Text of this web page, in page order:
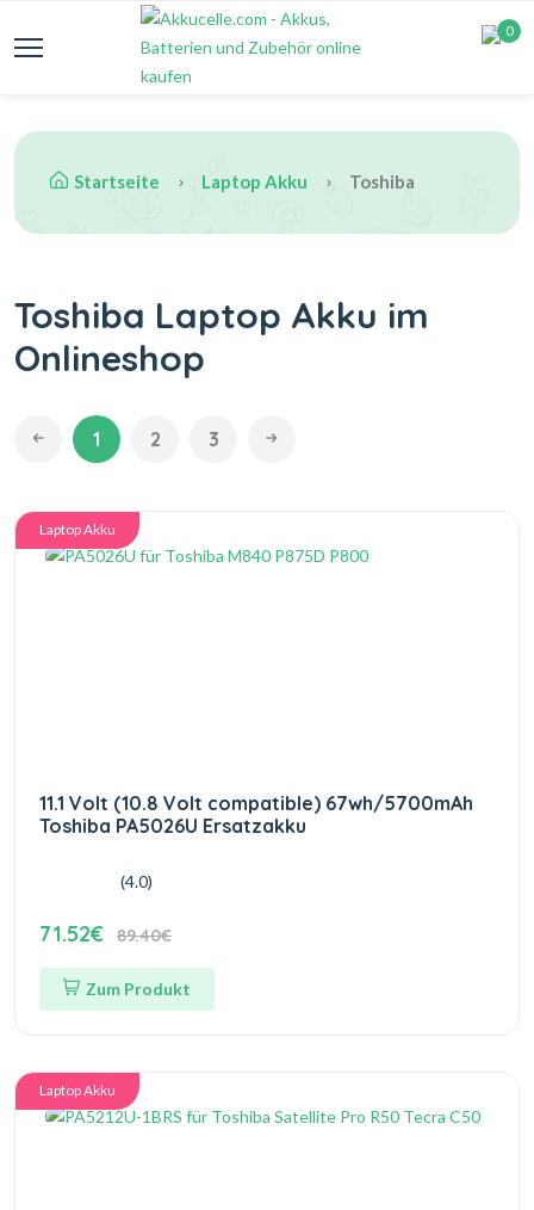
0
Startseite Laptop Akku Toshiba
Toshiba Laptop Akku im
Onlineshop
1 2 3
Laptop Akku
11.1 Volt (10.8 Volt compatible) 67wh/5700mAh
Toshiba PA5026U Ersatzakku
(4.0)
71.52€ 89.40€
Zum Produkt
Laptop Akku